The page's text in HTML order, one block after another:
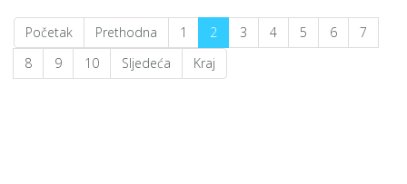
Početak Prethodna 1 2 3 4 5 6
7
8
9 10 Sljedeća Kraj